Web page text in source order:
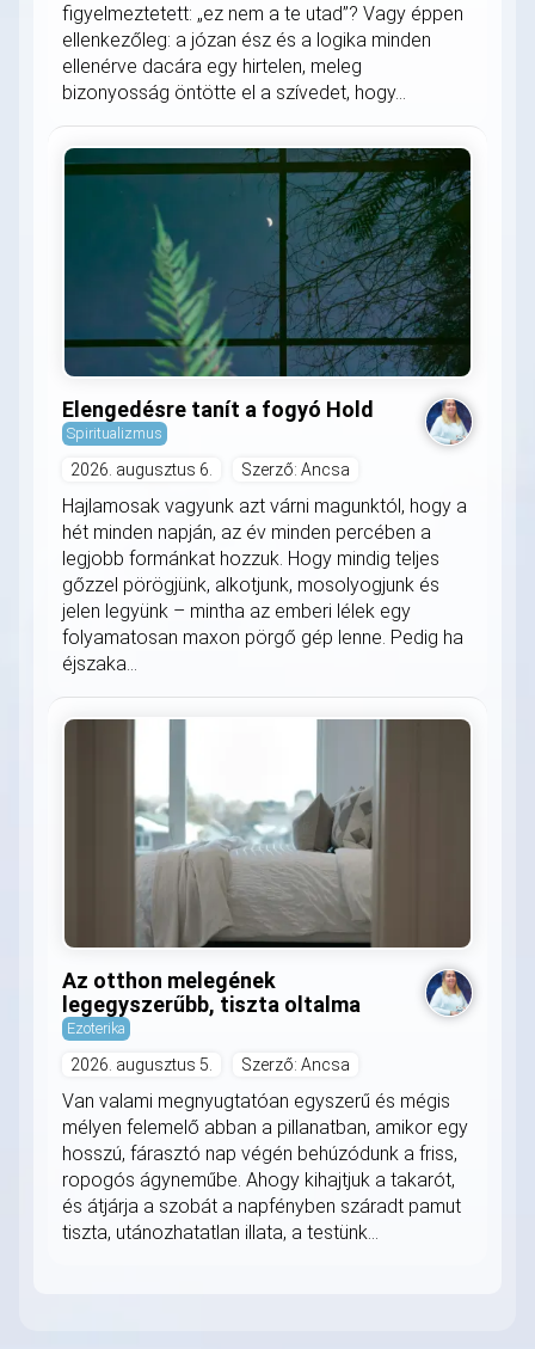
figyelmeztetett: „ez nem a te utad”? Vagy éppen
ellenkezőleg: a józan ész és a logika minden
ellenérve dacára egy hirtelen, meleg
bizonyosság öntötte el a szívedet, hogy...
Elengedésre tanít a fogyó Hold
Spiritualizmus
2026. augusztus 6. Szerző: Ancsa
Hajlamosak vagyunk azt várni magunktól, hogy a
hét minden napján, az év minden percében a
legjobb formánkat hozzuk. Hogy mindig teljes
gőzzel pörögjünk, alkotjunk, mosolyogjunk és
jelen legyünk – mintha az emberi lélek egy
folyamatosan maxon pörgő gép lenne. Pedig ha
éjszaka...
Az otthon melegének
legegyszerűbb, tiszta oltalma
Ezoterika
2026. augusztus 5. Szerző: Ancsa
Van valami megnyugtatóan egyszerű és mégis
mélyen felemelő abban a pillanatban, amikor egy
hosszú, fárasztó nap végén behúzódunk a friss,
ropogós ágyneműbe. Ahogy kihajtjuk a takarót,
és átjárja a szobát a napfényben száradt pamut
tiszta, utánozhatatlan illata, a testünk...